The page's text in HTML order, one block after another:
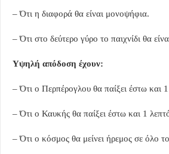
– Ότι η διαφορά θα είναι μονοψήφια.
– Ότι στο δεύτερο γύρο το παιχνίδι θα
Υψηλή απόδοση έχουν:
– Ότι ο Περπέρογλου θα παίξει έστω και
– Ότι ο Καυκής θα παίξει έστω και 1
– Ότι ο κόσμος θα μείνει ήρεμος σε όλο το